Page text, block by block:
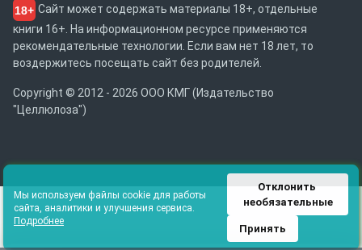
18+ Сайт может содержать материалы 18+, отдельные
книги 16+. На информационном ресурсе применяются
рекомендательные технологии. Если вам нет 18 лет, то
воздержитесь посещать сайт без родителей.
Copyright © 2012 - 2026 ООО КМГ (Издательство
"Целлюлоза")
Мы используем файлы cookie для работы
сайта, аналитики и улучшения сервиса.
Подробнее
Отклонить
необязательные
Принять